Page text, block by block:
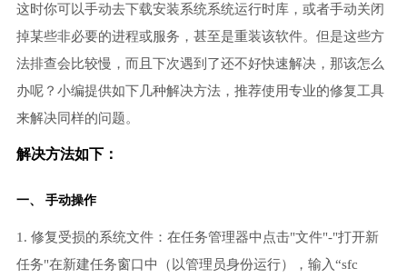
这时你可以手动去下载安装系统系统运行时库，或者手动关闭
掉某些非必要的进程或服务，甚至是重装该软件。但是这些方
法排查会比较慢，而且下次遇到了还不好快速解决，那该怎么
办呢？小编提供如下几种解决方法，推荐使用专业的修复工具
来解决同样的问题。
解决方法如下：
一、 手动操作
1. 修复受损的系统文件：在任务管理器中点击"文件"-"打开新
任务"在新建任务窗口中（以管理员身份运行），输入“sfc